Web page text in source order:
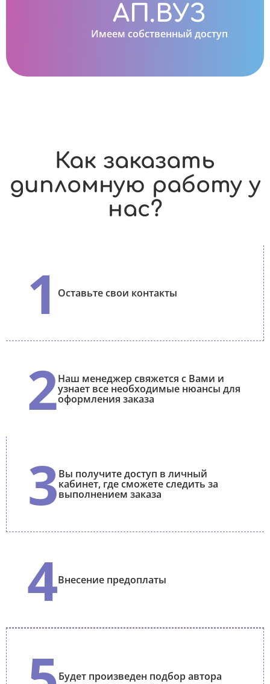
АП.ВУЗ
Имеем собственный доступ
Как заказать
дипломную работу у
нас?
1 Оставьте свои контакты
2Наш менеджер свяжется с Вами и
узнает все необходимые нюансы для
оформления заказа
3Вы получите доступ в личный
кабинет, где сможете следить за
выполнением заказа
4Внесение предоплаты
Будет произведен подбор автора